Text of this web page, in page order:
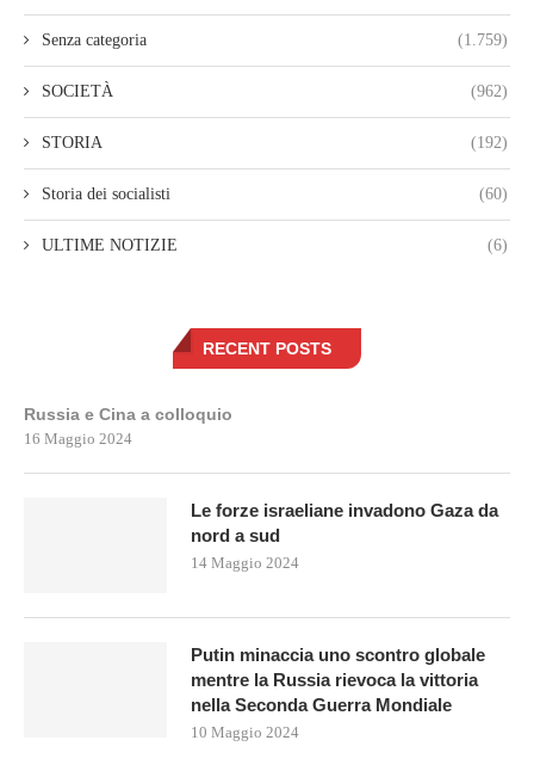
Senza categoria (1.759)
SOCIETÀ (962)
STORIA (192)
Storia dei socialisti (60)
ULTIME NOTIZIE (6)
RECENT POSTS
Russia e Cina a colloquio
16 Maggio 2024
Le forze israeliane invadono Gaza da
nord a sud
14 Maggio 2024
Putin minaccia uno scontro globale
mentre la Russia rievoca la vittoria
nella Seconda Guerra Mondiale
10 Maggio 2024